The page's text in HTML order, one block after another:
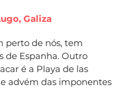
Galiza
perto de nós, tem
de Espanha. Outro
é a Playa de las
advém das imponentes